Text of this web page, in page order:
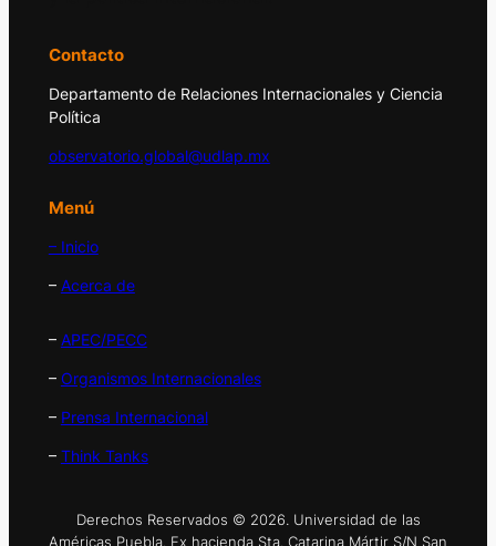
Contacto
Departamento de Relaciones Internacionales y Ciencia
Política
observatorio.global@udlap.mx
Menú
– Inicio
– Acerca de
– APEC/PECC
– Organismos Internacionales
– Prensa Internacional
– Think Tanks
Derechos Reservados © 2026. Universidad de las
Américas Puebla. Ex hacienda Sta. Catarina Mártir S/N San